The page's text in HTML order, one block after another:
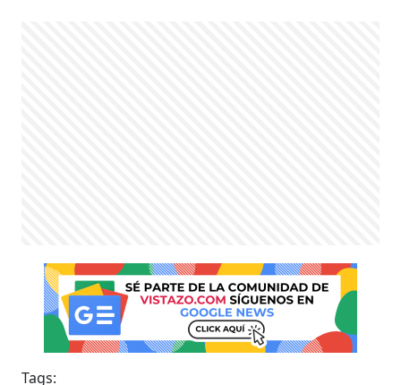
Tags: